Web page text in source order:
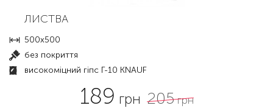
ЛИСТВА
500x500
без покриття
високоміцний гіпс Г-10 KNAUF
189 грн 205грн